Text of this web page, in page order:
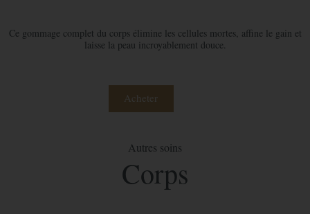
Ce gommage complet du corps élimine les cellules mortes, affine le gain et
laisse la peau incroyablement douce.
Acheter
Commander votre bon cadeau
Autres soins
Corps